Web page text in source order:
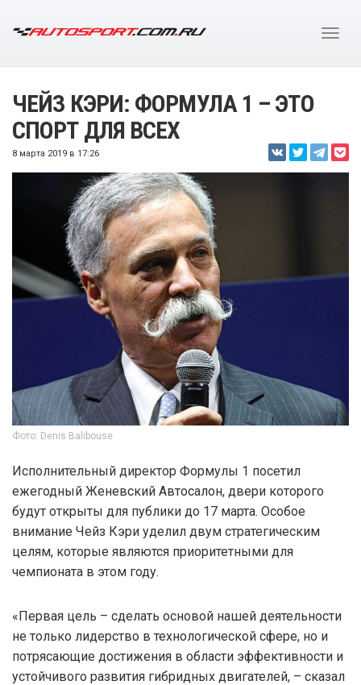
ЧЕЙЗ КЭРИ: ФОРМУЛА 1 – ЭТО
СПОРТ ДЛЯ ВСЕХ
8 марта 2019 в 17:26
Фото: Denis Balibouse
Исполнительный директор Формулы 1 посетил
ежегодный Женевский Автосалон, двери которого
будут открыты для публики до 17 марта. Особое
внимание Чейз Кэри уделил двум стратегическим
целям, которые являются приоритетными для
чемпионата в этом году.
«Первая цель – сделать основой нашей деятельности
не только лидерство в технологической сфере, но и
потрясающие достижения в области эффективности и
устойчивого развития гибридных двигателей, – сказал